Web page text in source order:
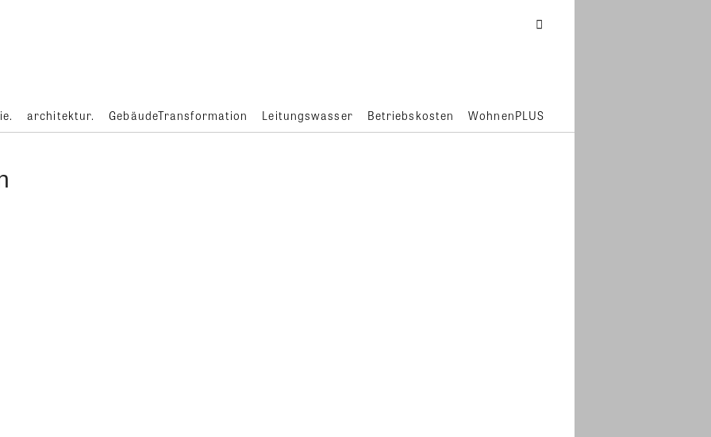
architektur. GebäudeTransformation Leitungswasser Betriebskosten WohnenPLUS